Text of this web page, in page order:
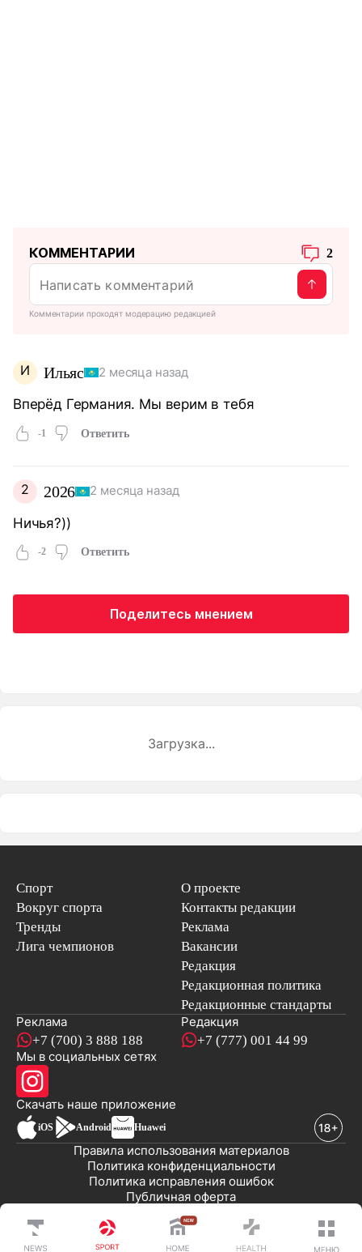
КОММЕНТАРИИ 2
Комментарии проходят модерацию редакцией
И Ильяс 2 месяца назад
Вперёд Германия. Мы верим в тебя
-1 Ответить
2 2026 2 месяца назад
Ничья?))
-2 Ответить
Поделитесь мнением
Загрузка...
Спорт
Вокруг спорта
Тренды
Лига чемпионов
О проекте
Контакты редакции
Реклама
Вакансии
Редакция
Редакционная политика
Редакционные стандарты
Реклама
+7 (700) 3 888 188
Редакция
+7 (777) 001 44 99
Мы в социальных сетях
Скачать наше приложениеновостей
iOS Android Huawei
Публичная оферта
Политика исправления ошибок
Политика конфиденциальности
Правила использования материалов
© 2008-2026 ТОО «EML»